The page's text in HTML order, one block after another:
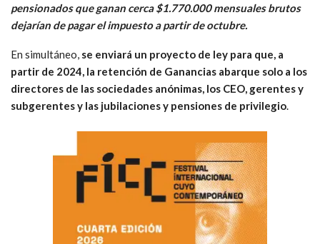
pensionados que ganan cerca $1.770.000 mensuales brutos
dejarían de pagar el impuesto a partir de octubre.
En simultáneo, se enviará un proyecto de ley para que, a
partir de 2024, la retención de Ganancias abarque solo a los
directores de las sociedades anónimas, los CEO, gerentes y
subgerentes y las jubilaciones y pensiones de privilegio